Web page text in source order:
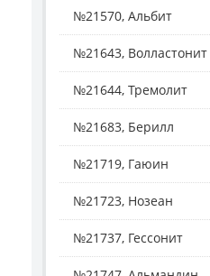
№21570, Альбит
№21643, Волластонит
№21644, Тремолит
№21683, Берилл
№21719, Гаюин
№21723, Нозеан
№21737, Гессонит